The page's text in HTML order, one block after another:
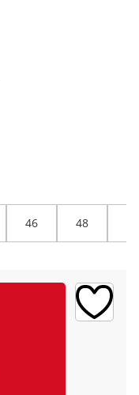
46 48